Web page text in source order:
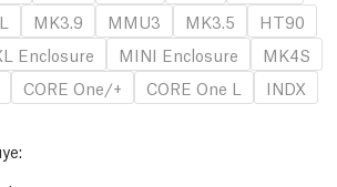
MK3.9 MMU3 MK3.5
HT90
Enclosure MINI Enclosure
MK4S
CORE One/+ CORE One L INDX